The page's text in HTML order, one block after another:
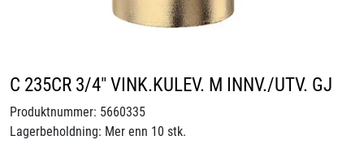
C 235CR 3/4" VINK.KULEV. M INNV./UTV. GJ
Produktnummer: 5660335
Lagerbeholdning: Mer enn 10 stk.
Miljø og bærekraft
Et annerledes selskap